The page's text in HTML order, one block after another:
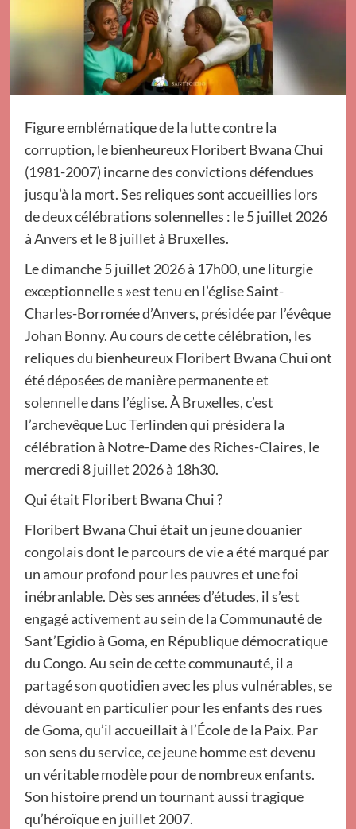
Figure emblématique de la lutte contre la
corruption, le bienheureux Floribert Bwana Chui
(1981-2007) incarne des convictions défendues
jusqu’à la mort. Ses reliques sont accueillies lors
de deux célébrations solennelles : le 5 juillet 2026
à Anvers et le 8 juillet à Bruxelles.
Le dimanche 5 juillet 2026 à 17h00, une liturgie
exceptionnelle s »est tenu en l’église Saint-
Charles-Borromée d’Anvers, présidée par l’évêque
Johan Bonny. Au cours de cette célébration, les
reliques du bienheureux Floribert Bwana Chui ont
été déposées de manière permanente et
solennelle dans l’église. À Bruxelles, c’est
l’archevêque Luc Terlinden qui présidera la
célébration à Notre-Dame des Riches-Claires, le
mercredi 8 juillet 2026 à 18h30.
Qui était Floribert Bwana Chui ?
Floribert Bwana Chui était un jeune douanier
congolais dont le parcours de vie a été marqué par
un amour profond pour les pauvres et une foi
inébranlable. Dès ses années d’études, il s’est
engagé activement au sein de la Communauté de
Sant’Egidio à Goma, en République démocratique
du Congo. Au sein de cette communauté, il a
partagé son quotidien avec les plus vulnérables, se
dévouant en particulier pour les enfants des rues
de Goma, qu’il accueillait à l’École de la Paix. Par
son sens du service, ce jeune homme est devenu
un véritable modèle pour de nombreux enfants.
Son histoire prend un tournant aussi tragique
qu’héroïque en juillet 2007.